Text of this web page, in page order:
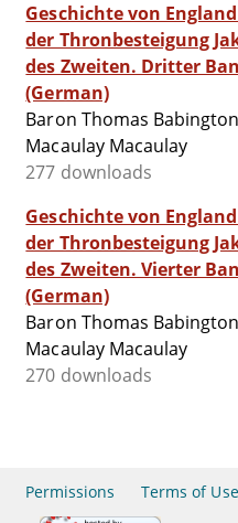
Geschichte von
der Thronbesteigung
des Zweiten. Dritter
(German)
Baron Thomas Babington
Macaulay Macaulay
277 downloads
Geschichte von
der Thronbesteigung
des Zweiten. Vierter
(German)
Baron Thomas Babington
Macaulay Macaulay
270 downloads
Permissions Terms of Use